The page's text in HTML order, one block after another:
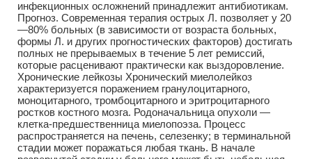
инфекционных осложнений принадлежит антибиотикам.
Прогноз. Современная терапия острых Л. позволяет у 20
—80% больных (в зависимости от возраста больных,
формы Л. и других прогностических факторов) достигать
полных не прерываемых в течение 5 лет ремиссий,
которые расценивают практически как выздоровление.
Хронические лейкозы Хронический миелолейкоз
характеризуется поражением гранулоцитарного,
моноцитарного, тромбоцитарного и эритроцитарного
ростков костного мозга. Родоначальница опухоли —
клетка-предшественница миелопоэза. Процесс
распространяется на печень, селезенку; в терминальной
стадии может поражаться любая ткань. В начале